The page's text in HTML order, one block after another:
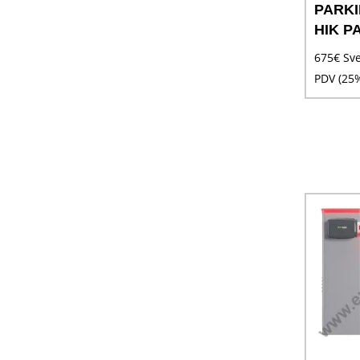
HIK
675€
PDV